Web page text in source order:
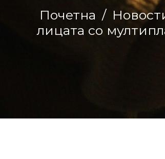
Почетна /
лицата со